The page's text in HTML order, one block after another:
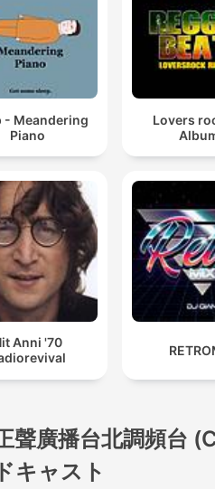
- Meandering
Piano
Lovers
Anni '70
聲廣播台北調頻台
キャスト